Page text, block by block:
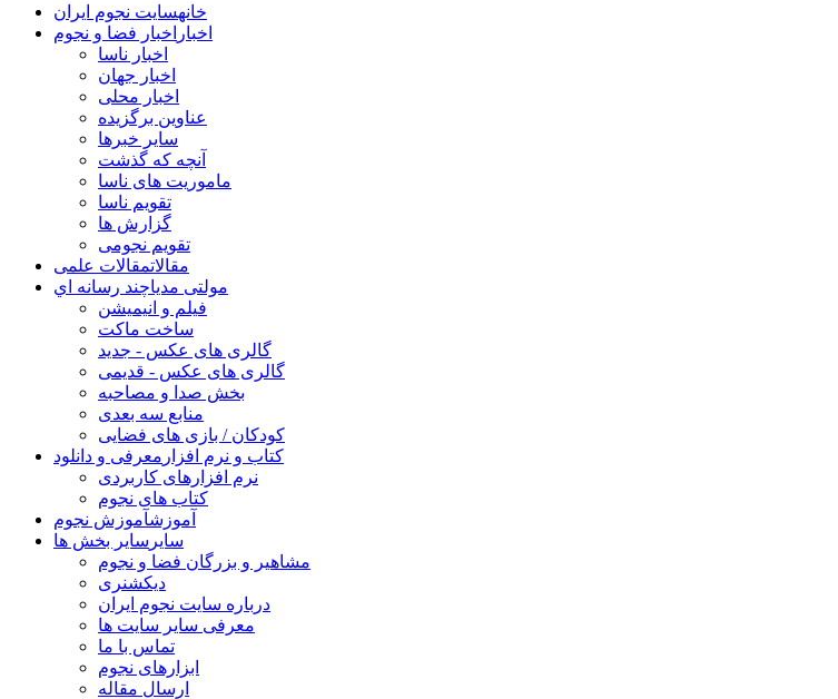
خانهسایت نجوم ایران
اخبار اخبار فضا و نجوم
اخبار ناسا
اخبار جهان
اخبار محلی
عناوین برگزیده
سایر خبرها
آنچه که گذشت
ماموریت های ناسا
تقویم ناسا
گزارش ها
تقویم نجومی
مقالاتمقالات علمی
مولتی مدیاچند رسانه اي
فیلم و انیمیشن
ساخت ماکت
گالری های عکس - جدید
گالری های عکس - قدیمی
بخش صدا و مصاحبه
منابع سه بعدی
کودکان / بازی های فضایی
کتاب و نرم افزار معرفی و دانلود
نرم افزارهای کاربردی
کتاب های نجوم
آموزشآموزش نجوم
سایر سایر بخش ها
مشاهیر و بزرگان فضا و نجوم
دیکشنری
درباره سایت نجوم ایران
معرفی سایر سایت ها
تماس با ما
ابزارهای نجوم
ارسال مقاله